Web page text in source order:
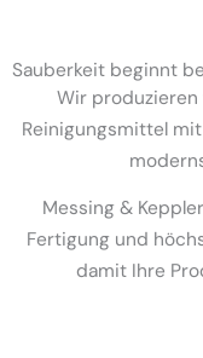
Sauberkeit beginnt
Wir
Reinigungsmittel
Messing &
Fertigung und
damit Ihre